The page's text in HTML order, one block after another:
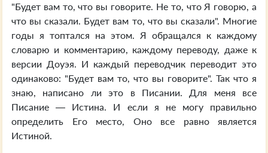
"Будет вам то, что вы говорите. Не то, что Я говорю, а
что вы сказали. Будет вам то, что вы сказали". Многие
годы я топтался на этом. Я обращался к каждому
словарю и комментарию, каждому переводу, даже к
версии Доуэя. И каждый переводчик переводит это
одинаково: "Будет вам то, что вы говорите". Так что я
знаю, написано ли это в Писании. Для меня все
Писание — Истина. И если я не могу правильно
определить Его место, Оно все равно является
Истиной.